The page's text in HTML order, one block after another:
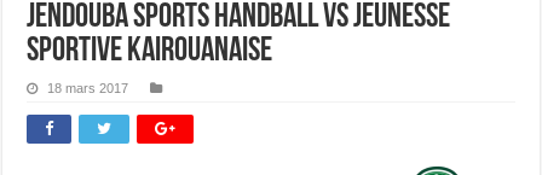
Jendouba Sports HandBall vs Jeunesse
Sportive kairouanaise
18 mars 2017